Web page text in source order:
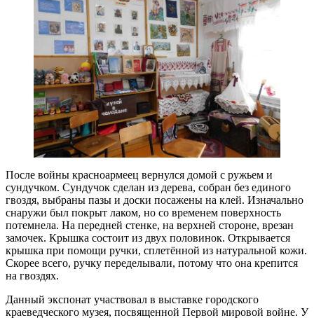
После войны красноармеец вернулся домой с ружьем и
сундучком. Сундучок сделан из дерева, собран без единого
гвоздя, выбраны пазы и доски посажены на клей. Изначально
снаружи был покрыт лаком, но со временем поверхность
потемнела. На передней стенке, на верхней стороне, врезан
замочек. Крышка состоит из двух половинок. Открывается
крышка при помощи ручки, сплетённой из натуральной кожи.
Скорее всего, ручку переделывали, потому что она крепится
на гвоздях.
Данный экспонат участвовал в выставке городского
краеведческого музея, посвященной Первой мировой войне. У